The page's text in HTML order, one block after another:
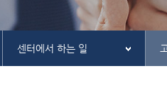
센터에서 하는 일